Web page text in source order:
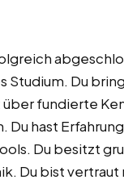
Studium. Du
über fundierte
Du hast
Du besitzt
Du bist